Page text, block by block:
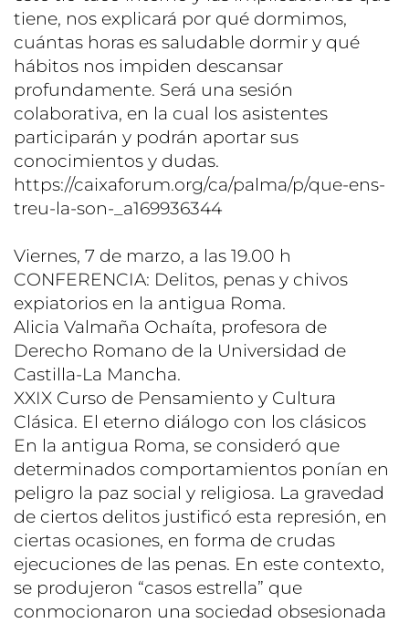
tiene, nos explicará por qué dormimos,
cuántas horas es saludable dormir y qué
hábitos nos impiden descansar
profundamente. Será una sesión
colaborativa, en la cual los asistentes
participarán y podrán aportar sus
conocimientos y dudas.
https://caixaforum.org/ca/palma/p/que-ens-
treu-la-son-_a169936344
Viernes, 7 de marzo, a las 19.00 h
CONFERENCIA: Delitos, penas y chivos
expiatorios en la antigua Roma.
Alicia Valmaña Ochaíta, profesora de
Derecho Romano de la Universidad de
Castilla-La Mancha.
XXIX Curso de Pensamiento y Cultura
Clásica. El eterno diálogo con los clásicos
En la antigua Roma, se consideró que
determinados comportamientos ponían en
peligro la paz social y religiosa. La gravedad
de ciertos delitos justificó esta represión, en
ciertas ocasiones, en forma de crudas
ejecuciones de las penas. En este contexto,
se produjeron “casos estrella” que
conmocionaron una sociedad obsesionada